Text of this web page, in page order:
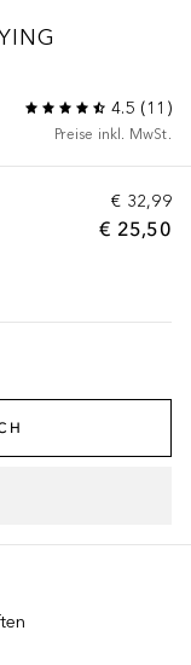
4.5 (11 )
Preise inkl. MwSt.
€ 32,99
€ 25,50